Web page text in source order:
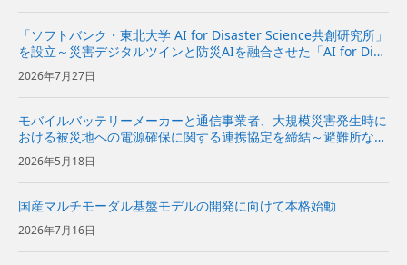
「ソフトバンク・東北大学 AI for Disaster Science共創研究所」
を設立～災害デジタルツインと防災AIを融合させた「AI for Disa
ster Science基盤」の研究開発と社会実装を推進～ | 企業・IR |
ソフ...
2026年7月27日
モバイルバッテリーメーカーと通信事業者、大規模災害発生時に
おける被災地への電源確保に関する連携協定を締結～避難所など
への電源関連機材の提供に向けて協力～
2026年5月18日
国産マルチモーダル基盤モデルの開発に向けて本格始動
2026年7月16日